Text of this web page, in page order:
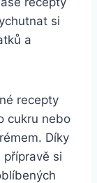
si
a
recepty
cukru nebo
Díky
⁣si